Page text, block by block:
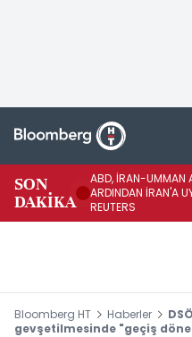
SON
DAKİKA
ABD, İRAN-UMMAN
ARDINDAN İRAN'A
REUTERS
Bloomberg HT Haberler
gevşetilmesinde "geçiş